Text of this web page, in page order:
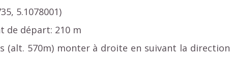
5.1078001)
de départ: 210 m
(alt. 570m) monter à droite en suivant la